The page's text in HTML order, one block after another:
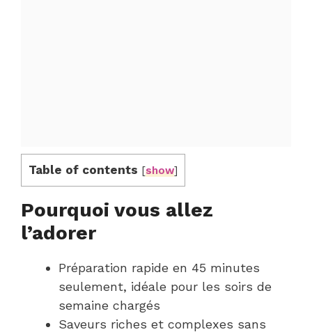
Table of contents [show]
Pourquoi vous allez
l’adorer
Préparation rapide en 45 minutes
seulement, idéale pour les soirs de
semaine chargés
Saveurs riches et complexes sans